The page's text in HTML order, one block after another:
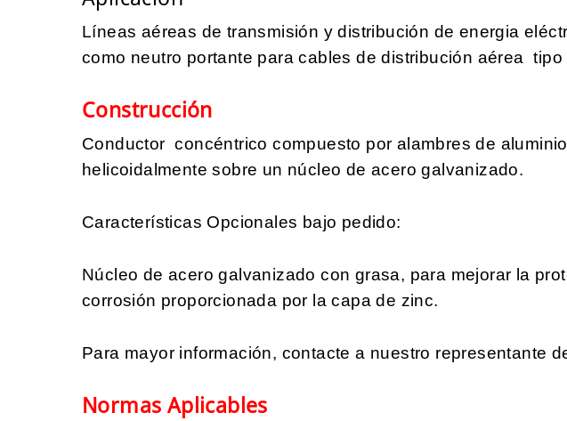
Líneas aéreas de transmisión y distribución de energia
como neutro portante para cables de distribución aérea tipo
Construcción
Conductor concéntrico compuesto por alambres de
helicoidalmente sobre un núcleo de acero galvanizado.
Características Opcionales bajo pedido:
Núcleo de acero galvanizado con grasa, para mejorar la
corrosión proporcionada por la capa de zinc.
Para mayor información, contacte a nuestro representante
Normas Aplicables